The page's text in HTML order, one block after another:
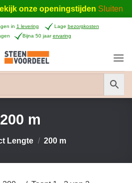
onze openingstijden Sluiten
in 1 levering Lage bezorgkosten
Bijna 50 jaarervaring
200 m
Lengte / 200 m